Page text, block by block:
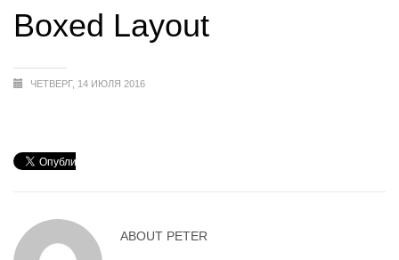
Boxed Layout
ЧЕТВЕРГ, 14 ИЮЛЯ 2016
ABOUT PETER